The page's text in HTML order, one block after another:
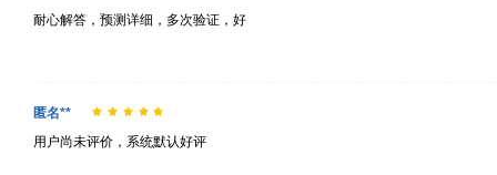
耐心解答，预测详细，多次验证，好
匿名**
用户尚未评价，系统默认好评